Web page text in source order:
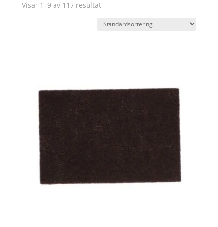
Visar 1–9 av 117 resultat